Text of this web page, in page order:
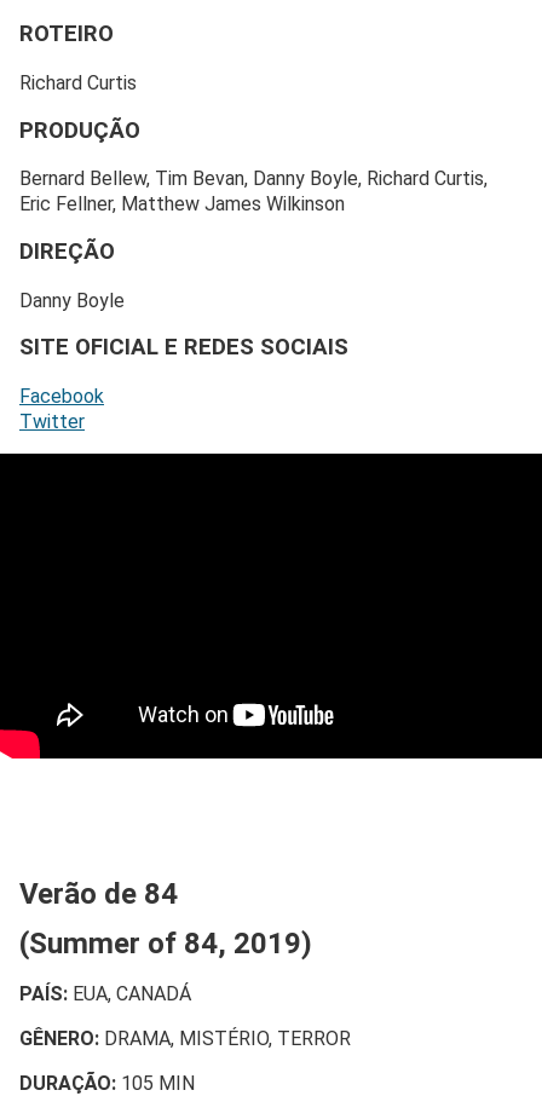
ROTEIRO
Richard Curtis
PRODUÇÃO
Bernard Bellew, Tim Bevan, Danny Boyle, Richard Curtis,
Eric Fellner, Matthew James Wilkinson
DIREÇÃO
Danny Boyle
SITE OFICIAL E REDES SOCIAIS
Facebook
Twitter
Verão de 84
(Summer of 84, 2019)
PAÍS: EUA, CANADÁ
GÊNERO: DRAMA, MISTÉRIO, TERROR
DURAÇÃO: 105 MIN